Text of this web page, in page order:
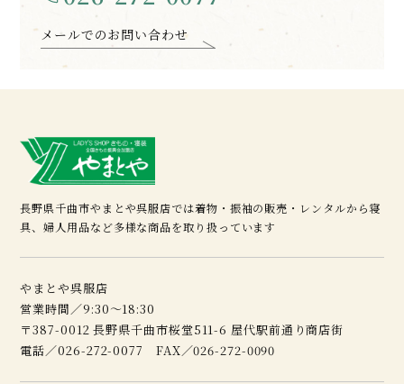
メールでのお問い合わせ
長野県千曲市やまとや呉服店では着物・振袖の販売・レンタルから寝
具、婦人用品など多様な商品を取り扱っています
やまとや呉服店
営業時間／9:30～18:30
〒387-0012 長野県千曲市桜堂511-6 屋代駅前通り商店街
電話／026-272-0077 FAX／026-272-0090